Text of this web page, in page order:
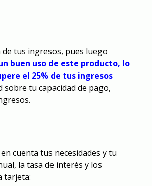
tus ingresos, pues luego
buen uso de este producto, lo
el 25% de tus ingresos
sobre tu capacidad de pago,
cuenta tus necesidades y tu
la tasa de interés y los
tarjeta: